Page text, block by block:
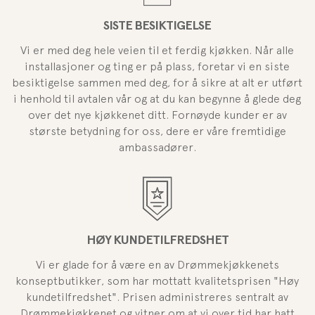
SISTE BESIKTIGELSE
Vi er med deg hele veien til et ferdig kjøkken. Når alle
installasjoner og ting er på plass, foretar vi en siste
besiktigelse sammen med deg, for å sikre at alt er utført
i henhold til avtalen vår og at du kan begynne å glede deg
over det nye kjøkkenet ditt. Fornøyde kunder er av
største betydning for oss, dere er våre fremtidige
ambassadører.
HØY KUNDETILFREDSHET
Vi er glade for å være en av Drømmekjøkkenets
konseptbutikker, som har mottatt kvalitetsprisen "Høy
kundetilfredshet". Prisen administreres sentralt av